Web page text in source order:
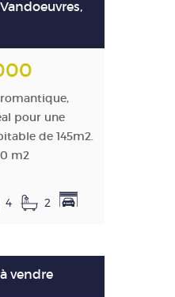
pour une
de 145m2.
m2
4 2
vendre